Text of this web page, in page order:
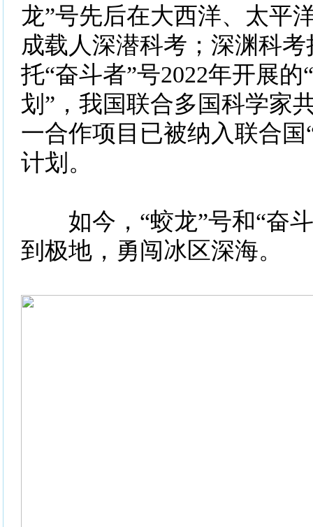
龙”号先后在大西洋、太平
成载人深潜科考；深渊科
托“奋斗者”号2022年开展
划”，我国联合多国科学家
一合作项目已被纳入联合国
计划。
如今，“蛟龙”号和“奋斗
到极地，勇闯冰区深海。